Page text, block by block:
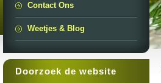
Contact Ons
Weetjes & Blog
Doorzoek de website